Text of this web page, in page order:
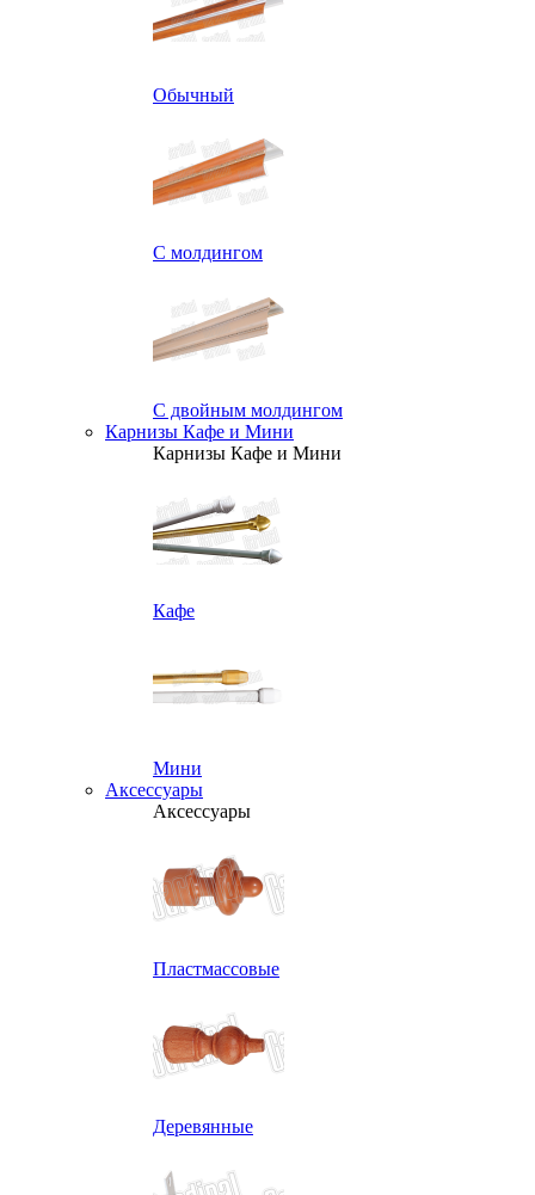
Обычный
С молдингом
С двойным молдингом
Карнизы Кафе и Мини
Карнизы Кафе и Мини
Кафе
Мини
Аксессуары
Аксессуары
Пластмассовые
Деревянные